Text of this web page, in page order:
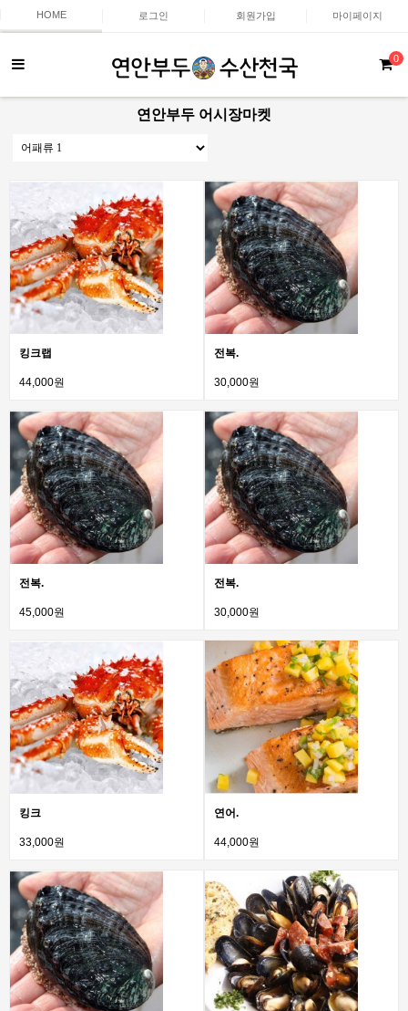
HOME 로그인 회원가입 마이페이지
0
연안부두 어시장마켓
킹크랩
44,000원
전복.
30,000원
전복.
45,000원
전복.
30,000원
킹크
33,000원
연어.
44,000원